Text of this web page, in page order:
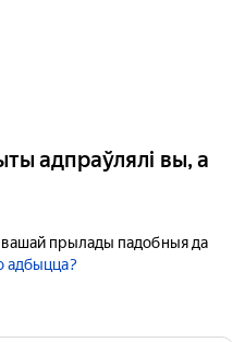
адпраўлялі вы, а
прылады падобныя да
адбыцца?